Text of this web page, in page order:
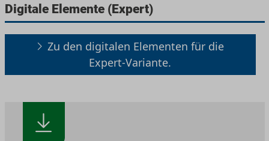
Digitale Elemente (Expert)
Zu den digitalen Elementen für die
Expert-Variante.